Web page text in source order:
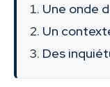
Une onde
Un
Des